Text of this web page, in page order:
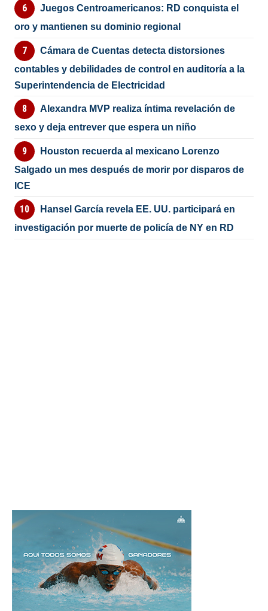
Juegos Centroamericanos: RD conquista el
oro y mantienen su dominio regional
Cámara de Cuentas detecta distorsiones
contables y debilidades de control en auditoría a la
Superintendencia de Electricidad
Alexandra MVP realiza íntima revelación de
sexo y deja entrever que espera un niño
Houston recuerda al mexicano Lorenzo
Salgado un mes después de morir por disparos de
ICE
Hansel García revela EE. UU. participará en
investigación por muerte de policía de NY en RD